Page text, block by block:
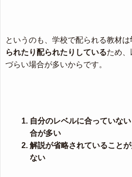
というのも、学校で配られる教材は
られたり配られたりしているため
づらい場合が多いからです。
自分のレベルに合っていな
合が多い
解説が省略されていること
ない